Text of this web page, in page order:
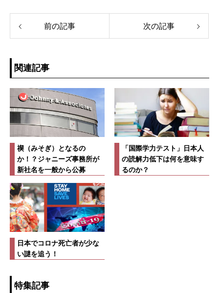
前の記事 次の記事
関連記事
禊（みそぎ）となるの
か！？ジャニーズ事務所が
新社名を一般から公募
「国際学力テスト」日本人
の読解力低下は何を意味す
るのか？
日本でコロナ死亡者が少な
い謎を追う！
特集記事